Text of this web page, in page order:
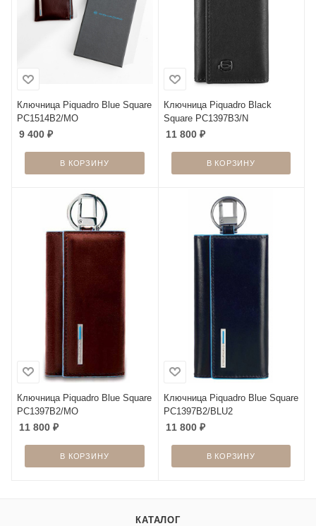
Ключница Piquadro Blue Square
PC1514B2/MO
9 400 ₽
В КОРЗИНУ
Ключница Piquadro Black
Square PC1397B3/N
11 800₽
В КОРЗИНУ
Ключница Piquadro Blue Square
PC1397B2/MO
11 800 ₽
В КОРЗИНУ
Ключница Piquadro Blue Square
PC1397B2/BLU2
11 800₽
В КОРЗИНУ
КАТАЛОГ